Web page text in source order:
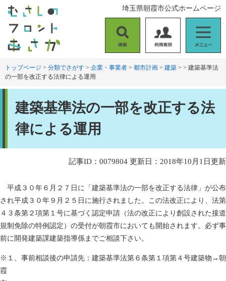
す
。
し
て
索
用
者
ニ
ュ
埼玉県朝霞市公式ホームページ
トップページ > 分類でさがす > 企業・事業者 > 都市計画 > 建築 > > 建築基準法
の一部を改正する法律による運用
建築基準法の一部を改正する法
律による運用
記事ID：0079804 更新日：2018年10月1日更新
平成３０年６月２７日に「建築基準法の一部を改正する法律」が公布
され平成３０年９月２５日に施行されました。この法改正により、法第
４３条第２項第１号に基づく認定申請（法の改正により創設された接道
規制免除の特例認定）の受付が朝霞市においても開始されます。必ず事
前に開発建築課建築指導係までご相談下さい。
※１、事前相談後の申請先：建築基準法第６条第１項第４号建築物→朝
霞